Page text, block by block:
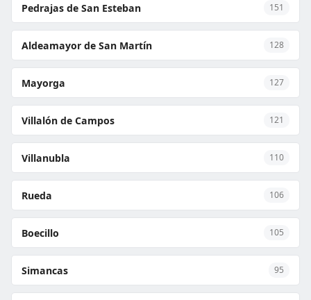
Pedrajas de San Esteban 151
Aldeamayor de San Martín 128
Mayorga 127
Villalón de Campos 121
Villanubla 110
Rueda 106
Boecillo 105
Simancas 95